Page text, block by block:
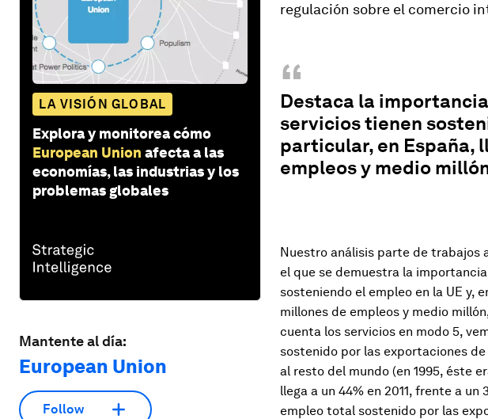
LA VISIÓN GLOBAL
Explora y monitorea cómo
European Union afecta a las
economías, las industrias y los
problemas globales
Mantente al día:
European Union
Follow
regulación sobre el comercio
“
Destaca la
servicios tienen
particular, en España,
empleos y medio
Nuestro análisis parte de trabajos
el que se demuestra la
sosteniendo el empleo en la UE y,
millones de empleos y medio
cuenta los servicios en modo 5,
sostenido por las exportaciones
al resto del mundo (en 1995, éste
llega a un 44% en 2011, frente a un
empleo total sostenido por las